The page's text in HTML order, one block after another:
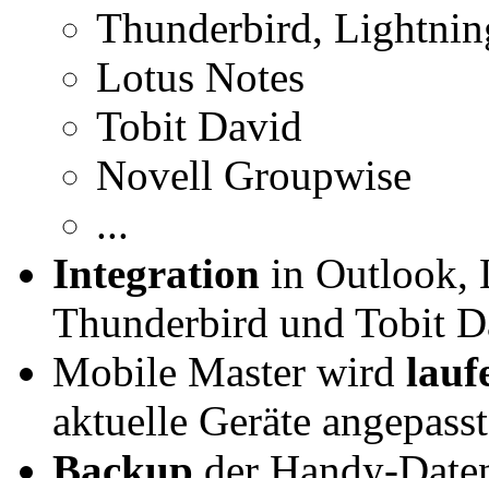
Thunderbird,
Lotus Notes
Tobit David
Novell Groupwise
...
Integration in Outlook,
Thunderbird und Tobit
Mobile Master wird
aktuelle Geräte